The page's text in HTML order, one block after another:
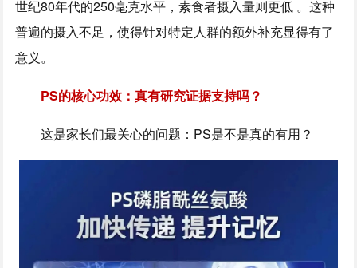
世纪80年代的250毫克水平，素食者摄入量则更低 。这种
普遍的摄入不足，使得针对特定人群的额外补充显得有了
意义。
PS的核心功效：真有研究证据支持吗？
这是家长们最关心的问题：PS是不是真的有用？